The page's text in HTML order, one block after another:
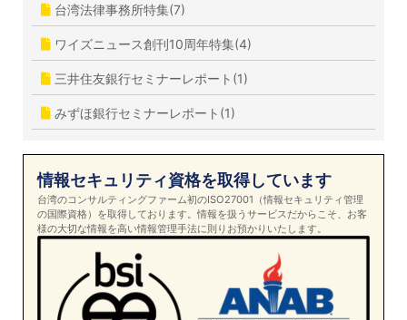
台湾法律事務所特集(7)
ワイズニュース創刊10周年特集(4)
三井住友銀行セミナーレポート(1)
みずほ銀行セミナーレポート(1)
情報セキュリティ資格を取得しています
台湾のコンサルティングファーム初のISO27001（情報セキュリティ管理
の国際資格）を取得しております。情報を扱うサービスだからこそ、お客
様の大切な情報を高い情報管理手法に則りお預かりいたします。